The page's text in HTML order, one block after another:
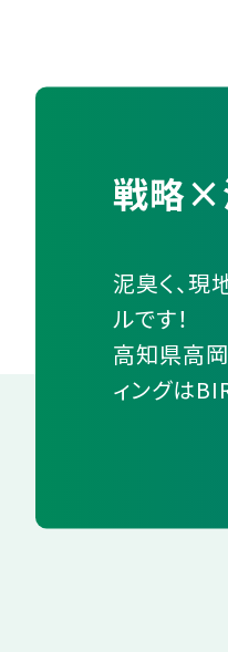
戦略×
泥臭く、
ルです！
高知県高
ィングは